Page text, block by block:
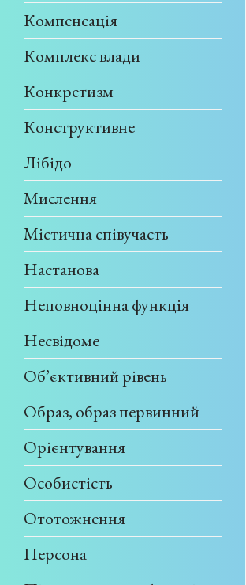
Компенсація
Комплекс влади
Конкретизм
Конструктивне
Лібідо
Мислення
Містична співучасть
Настанова
Неповноцінна функція
Несвідоме
Об’єктивний рівень
Образ, образ первинний
Орієнтування
Особистість
Ототожнення
Персона